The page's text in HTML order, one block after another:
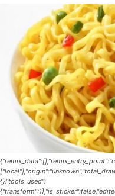
{},"tools_used":